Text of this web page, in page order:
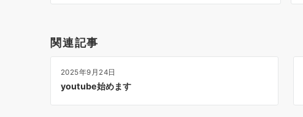
シ
関連記事
2025年9月24日
youtube始めます